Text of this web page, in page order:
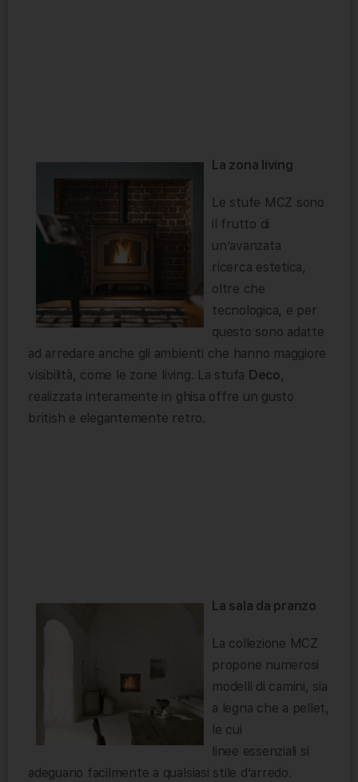
La zona living
Le stufe MCZ sono
il frutto di
un’avanzata
ricerca estetica,
oltre che
tecnologica, e per
questo sono adatte
ad arredare anche gli ambienti che hanno maggiore
visibilità, come le zone living. La stufa Deco,
realizzata interamente in ghisa offre un gusto
british e elegantemente retro.
La sala da pranzo
La collezione MCZ
propone numerosi
modelli di camini, sia
a legna che a pellet,
le cui
linee essenziali si
adeguano facilmente a qualsiasi stile d’arredo.